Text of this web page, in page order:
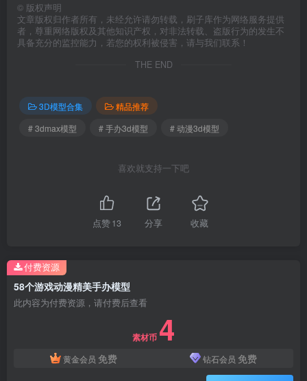
© 版权声明
文章版权归作者所有，未经允许请勿转载，刷子库作为网络服务提供
者，尊重网络版权及其他知识产权，对非法转载、盗版行为的发生不
具备充分的监控能力，若您的权利被侵害，请与我们联系！
THE END
3D模型合集
精品推荐
# 3dmax模型
# 手办3d模型 # 动漫3d模型
喜欢就支持一下吧
点赞13 分享 收藏
58个游戏动漫精美手办模型
此内容为付费资源，请付费后查看
素材币 4
黄金会员 免费 钻石会员 免费
付费资源